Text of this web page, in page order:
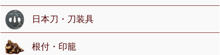
日本刀・刀装具
根付・印籠